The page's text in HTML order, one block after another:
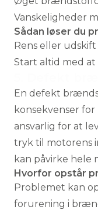
Vanskeligheder
Sådan løser du
Rens eller
Start altid med
En defekt
konsekvenser
ansvarlig for at
tryk til motorens
kan påvirke hele
Hvorfor opstår
Problemet kan
forurening i